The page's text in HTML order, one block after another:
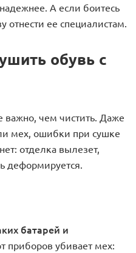
А если боитесь
отнести ее специалистам.
обувь с
важно, чем чистить. Даже
мех, ошибки при сушке
отделка вылезет,
деформируется.
батарей и
приборов убивает мех: